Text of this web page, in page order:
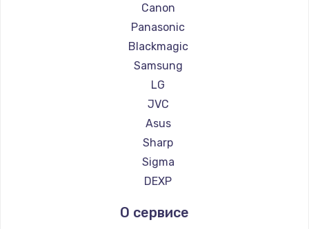
Замена регулятора режимов конфорки
900 руб.
Заказать
Замена сенсорного датчика
1300 руб.
Замена сигнальной лампы
1200 руб.
Заказать
Canon
Panasonic
Blackmagic
Samsung
LG
JVC
Asus
Sharp
Sigma
DEXP
О сервисе